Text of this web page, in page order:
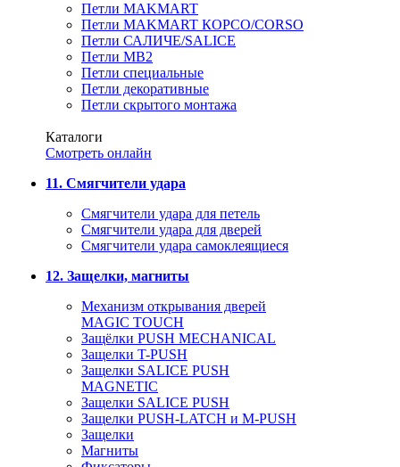
Петли MAKMART
Петли MAKMART КОРСО/CORSO
Петли САЛИЧЕ/SALICE
Петли MB2
Петли специальные
Петли декоративные
Петли скрытого монтажа
Каталоги
Смотреть онлайн
11. Смягчители удара
Смягчители удара для петель
Смягчители удара для дверей
Cмягчители удара самоклеящиеся
12. Защелки, магниты
Механизм открывания дверей
MAGIC TOUCH
Защёлки PUSH MECHANICAL
Защелки T-PUSH
Защелки SALICE PUSH
MAGNETIC
Защелки SALICE PUSH
Защелки PUSH-LATCH и M-PUSH
Защелки
Магниты